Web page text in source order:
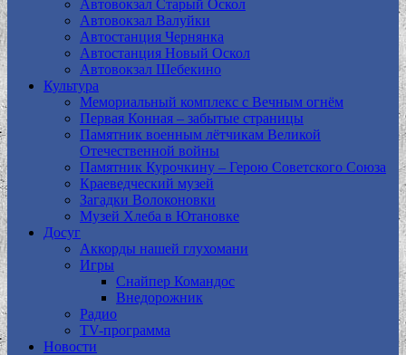
Автовокзал Старый Оскол
Автовокзал Валуйки
Автостанция Чернянка
Автостанция Новый Оскол
Автовокзал Шебекино
Культура
Мемориальный комплекс с Вечным огнём
Первая Конная – забытые страницы
Памятник военным лётчикам Великой
Отечественной войны
Памятник Курочкину – Герою Советского Союза
Краеведческий музей
Загадки Волоконовки
Музей Хлеба в Ютановке
Досуг
Аккорды нашей глухомани
Игры
Снайпер Командос
Внедорожник
Радио
TV-программа
Новости